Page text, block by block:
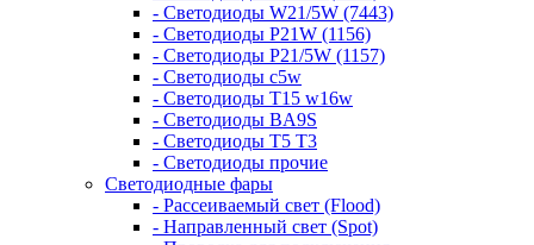
- Светодиоды W21/5W (7443)
- Светодиоды P21W (1156)
- Светодиоды P21/5W (1157)
- Светодиоды c5w
- Светодиоды T15 w16w
- Светодиоды BA9S
- Светодиоды T5 T3
- Светодиоды прочие
Светодиодные фары
- Рассеиваемый свет (Flood)
- Направленный свет (Spot)